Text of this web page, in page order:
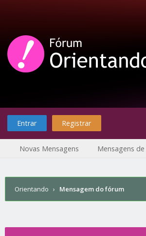
Entrar Registrar
Novas Mensagens Mensagens
Orientando › Mensagem do fórum